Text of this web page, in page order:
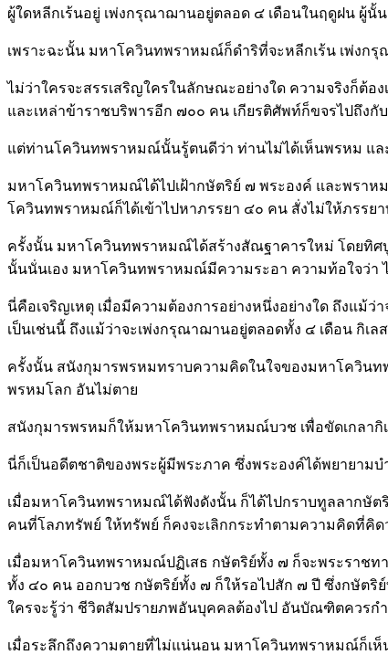
ผู้ใดหลีกเร้นอยู่ เพ่งกรุณาฌานอยู่ตลอด ๔ เดือนในฤดูฝน ผู้
เพราะฉะนั้น มหาโควินทพราหมณ์ก็ดำริที่จะหลีกเร้น เพ่งก
ไม่ว่าใครจะสรรเสริญใครในลักษณะอย่างใด ความจริงก็
และเหล่าข้าราชบริพารอีก ๗๐๐ คน เกียรติศัพท์ก็ขจรไปถึ
แต่ท่านโควินทพราหมณ์นั้นรู้ตนดีว่า ท่านไม่ได้เห็นพรหม แล
มหาโควินทพราหมณ์ได้ไปเฝ้ากษัตริย์ ๗ พระองค์ และพรา
โควินทพราหมณ์ก็ได้เข้าไปหาภรรยา ๔๐ คน สั่งไม่ให้ภรรย
ครั้งนั้น มหาโควินทพราหมณ์ได้สร้างสัณฐาคารใหม่ โดยทิศ
นั้นนั่นเอง มหาโควินทพราหมณ์มีความระอา ความท้อใจว่า
นี่คือเจริญเหตุ เมื่อมีความต้องการอย่างหนึ่งอย่างใด ถึงแม้ว่
เป็นเช่นนี้ ถึงแม้ว่าจะเพ่งกรุณาฌานอยู่ตลอดทั้ง ๔ เดือน กิเ
ครั้งนั้น สนังกุมารพรหมทราบความคิดในใจของมหาโควิน
พรหมโลก อันไม่ตาย
สนังกุมารพรหมก็ให้มหาโควินทพราหมณ์บวช เพื่อขัดเกลากิ
นี่ก็เป็นอดีตชาติของพระผู้มีพระภาค ซึ่งพระองค์ได้พยายามบ
เมื่อมหาโควินทพราหมณ์ได้ฟังดังนั้น ก็ได้ไปกราบทูลลากษั
คนที่โลภทรัพย์ ให้ทรัพย์ ก็คงจะเลิกกระทำตามความคิดที่คิด
เมื่อมหาโควินทพราหมณ์ปฏิเสธ กษัตริย์ทั้ง ๗ ก็จะพระราช
ทั้ง ๔๐ คน ออกบวช กษัตริย์ทั้ง ๗ ก็ให้รอไปสัก ๗ ปี ซึ่งกษัต
ใครจะรู้ว่า ชีวิตสัมปรายภพอันบุคคลต้องไป อันบัณฑิตควรก
เมื่อระลึกถึงความตายที่ไม่แน่นอน มหาโควินทพราหมณ์ก็เ